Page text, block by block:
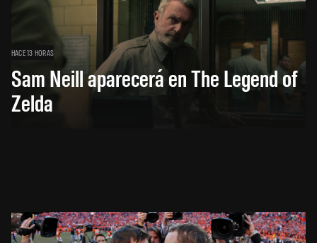
HACE 13 HORAS
Sam Neill aparecerá en The Legend of
Zelda